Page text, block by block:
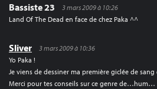
Bassiste 23
3 mars 2009 à 10:26
Land Of The Dead en face de chez Paka ^^
Sliver
3 mars 2009 à 10:36
Yo Paka !
Je viens de dessiner ma première giclée de
Merci pour tes conseils sur ce genre de…hum…